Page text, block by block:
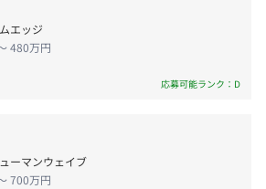
金制度
択
ることも可能。 「技術を極めた
戦したい」「チームづくりに関
人ひとりのキャリア志向に合わ
ています。 また、エンジ
案件先に放り出されるのではな
ニケーションを通して、働き方
エッジ
480万円
応募可能ランク：D
ーマンウェイブ
700万円